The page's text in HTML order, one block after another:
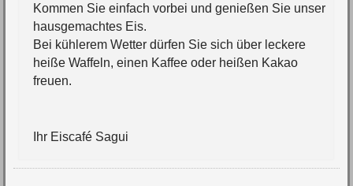
Kommen Sie einfach vorbei und genießen Sie unser
hausgemachtes Eis.
Bei kühlerem Wetter dürfen Sie sich über leckere
heiße Waffeln, einen Kaffee oder heißen Kakao
freuen.
Ihr Eiscafé Sagui